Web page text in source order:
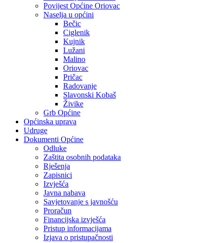
Povijest Općine Oriovac
Naselja u općini
Bečic
Ciglenik
Kujnik
Lužani
Malino
Oriovac
Pričac
Radovanje
Slavonski Kobaš
Živike
Grb Općine
Općinska uprava
Udruge
Dokumenti Općine
Odluke
Zaštita osobnih podataka
Rješenja
Zapisnici
Izvješća
Javna nabava
Savjetovanje s javnošću
Proračun
Financijska izvješća
Pristup informacijama
Izjava o pristupačnosti